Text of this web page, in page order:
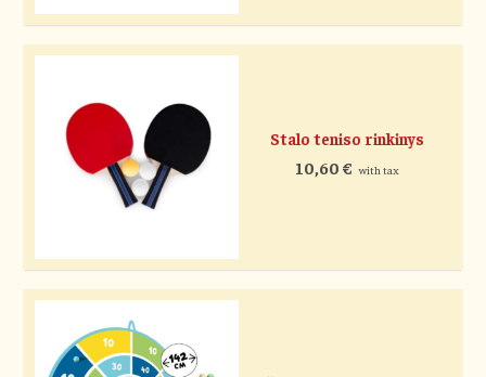
Stalo teniso rinkinys
10,60€ with tax